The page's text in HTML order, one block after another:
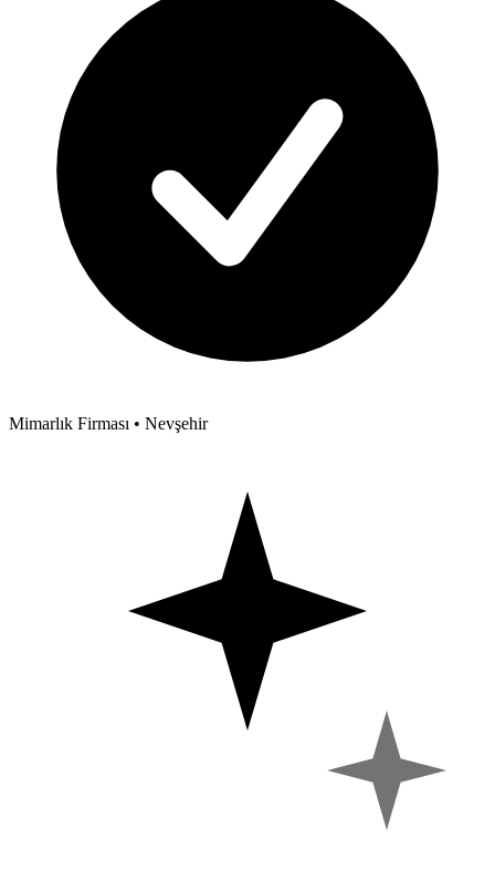
Mimarlık Firması • Nevşehir